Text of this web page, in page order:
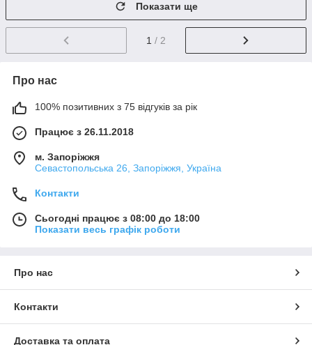
Показати ще
1 / 2
Про нас
100% позитивних з 75 відгуків за рік
Працює з 26.11.2018
м. Запоріжжя
Севастопольська 26, Запоріжжя, Україна
Контакти
Сьогодні працює з 08:00 до 18:00
Показати весь графік роботи
Про нас
Контакти
Доставка та оплата